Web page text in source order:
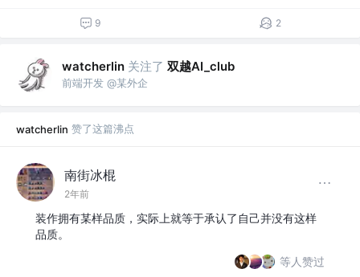
9 2
watcherlin 关注了 双越AI_club
前端开发 @某外企
watcherlin 赞了这篇沸点
南街冰棍
2年前
装作拥有某样品质，实际上就等于承认了自己并没有这样
品质。
等人赞过